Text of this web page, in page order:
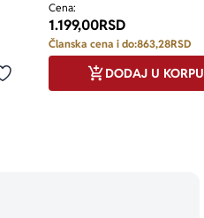
Dodaj u omiljene
Cena:
1.199,00RSD
Članska cena i do:863,28RSD
DODAJ U KORPU